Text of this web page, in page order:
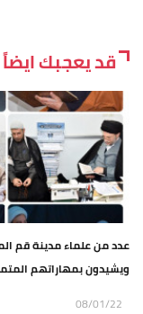
قد يعجبك ايضاً
عدد من علماء مدينة قم
ويشيدون بمهاراتهم
08/01/22